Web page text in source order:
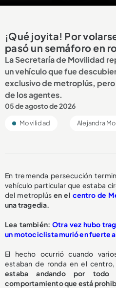
¡Qué joyita! Por
pasó un semáforo en
La Secretaría de Movilidad
un vehículo que fue
exclusivo de metroplús,
de los agentes.
05 de agosto de 2026
Movilidad Alejandra
En tremenda persecución
vehículo particular que estaba
del metroplúsen el centro de
una tragedia.
Lea también: Otra vez hubo
un motociclista murió en fuerte
El hecho ocurrió cuando
estaban de ronda en el
estaba andando por
comportamiento que está